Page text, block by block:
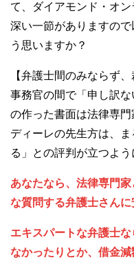
て、ダイアモンド・オ
深い一節がありますの
う思いますか？
【弁護士間のみならず
事務官の間で「申し訳な
の作った書面は法律専
ディーレの先生方は、
る」との評判が立つよう
あなたなら、法律専門
な質問する弁護士さん
エキスパートな弁護士
なかったりとか、借金